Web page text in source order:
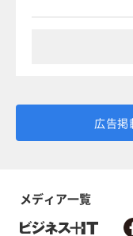
広告掲
メディア一覧